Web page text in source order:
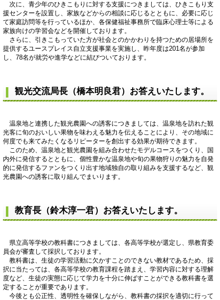
次に、青少年のひきこもりに対する支援につきましては、ひきこもり支
援センターを設置し、家族などからの相談に応じるとともに、必要に応じ
て家庭訪問等を行っているほか、各保健福祉事務所で臨床心理士等による
家族向けの学習会などを開催しております。
さらに、引きこもっていた方が社会とのかかわりを持つための居場所を
提供するユースプレイス自立支援事業を実施し、昨年度は201名が参加
し、78名が就労や進学などに結びついております。
観光交流局長（橋本明良君）お答えいたします。
温泉地と連携した観光農園への誘客につきましては、温泉地を訪れた観
光客に旬のおいしい果物を味わえる魅力を伝えることにより、その地域に
何度でも来てみたくなるリピーターを創出する効果が期待できます。
このため、温泉地と観光農園を組み合わせたモデルコースをつくり、国
内外に発信するとともに、個性豊かな温泉地や旬の果物狩りの魅力を自発
的に発信するファンをつくり出す地域独自の取り組みを支援するなど、観
光農園への誘客に取り組んでまいります。
教育長（鈴木淳一君）お答えいたします。
県立高等学校の教科書につきましては、各高等学校が選定し、県教育委
員会が審査して採択しております。
教科書は、生徒の学習活動に欠かすことのできない教材であるため、採
択に当たっては、各高等学校の教育課程を踏まえ、学習内容に対する理解
度など、生徒の実態に応じて学力を十分に伸ばすことができる教科書を選
定することが重要であります。
今後とも公正性、透明性を確保しながら、教科書の採択を適切に行って